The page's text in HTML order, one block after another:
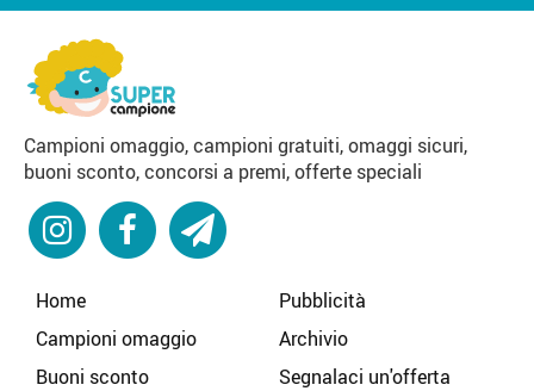
Campioni omaggio, campioni gratuiti, omaggi sicuri,
buoni sconto, concorsi a premi, offerte speciali
Home
Campioni omaggio
Buoni sconto
Pubblicità
Archivio
Segnalaci un'offerta